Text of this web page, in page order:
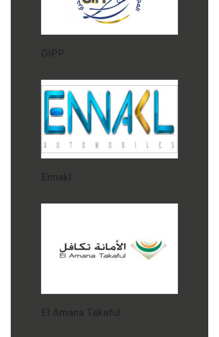
GIPP
Ennakl
El Amana Takaful